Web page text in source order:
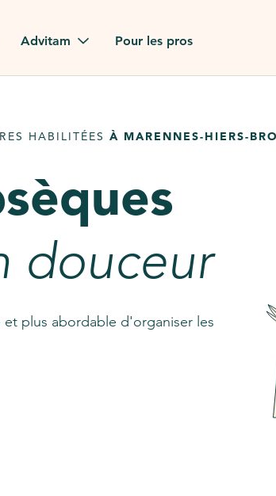
Advitam
dans la presse
notre FAQ
Pour les pros
HABILITÉES À MARENNES-HIERS-
douceur
et plus abordable d'organiser les